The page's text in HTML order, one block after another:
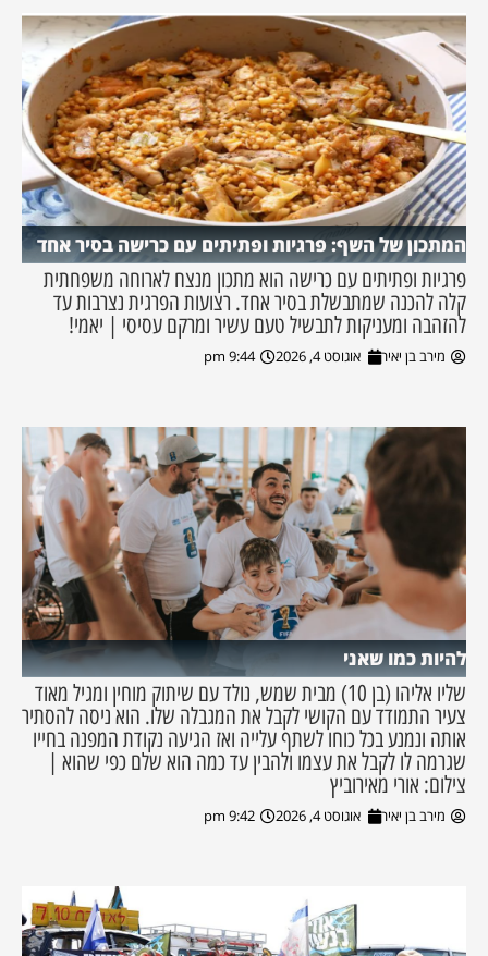
המתכון של השף: פרגיות ופתיתים עם כרישה בסיר אחד
פרגיות ופתיתים עם כרישה הוא מתכון מנצח לארוחה משפחתית
קלה להכנה שמתבשלת בסיר אחד. רצועות הפרגית נצרבות עד
להזהבה ומעניקות לתבשיל טעם עשיר ומרקם עסיסי | יאמי!
מירב בן יאיר אוגוסט 4, 2026 9:44 pm
להיות כמו שאני
שליו אליהו (בן 10) מבית שמש, נולד עם שיתוק מוחין ומגיל מאוד
צעיר התמודד עם הקושי לקבל את המגבלה שלו. הוא ניסה להסתיר
אותה ונמנע בכל כוחו לשתף עלייה ואז הגיעה נקודת המפנה בחייו
שגרמה לו לקבל את עצמו ולהבין עד כמה הוא שלם כפי שהוא |
צילום: אורי מאירוביץ
מירב בן יאיר אוגוסט 4, 2026 9:42 pm